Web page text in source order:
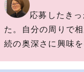
応募したき
た。自分の周りで
続の奥深さに興味